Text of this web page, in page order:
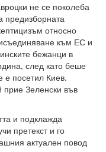
не се поколеба
предизборната
относно
към ЕС и
бежанци в
след като беше
е посетил Киев.
прие Зеленски във
и подклажда
претекст и го
актуален повод